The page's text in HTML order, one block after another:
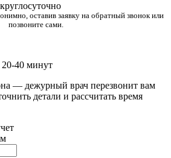
оставив заявку на обратный звонок или
позвоните сами.
40 минут
— дежурный врач перезвонит вам
детали и рассчитать время